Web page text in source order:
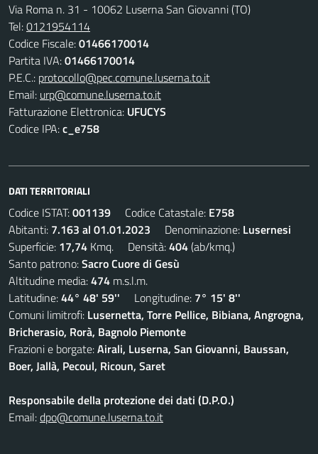
Via Roma n. 31 - 10062 Luserna San Giovanni (TO)
Tel:0121954114
Codice Fiscale:01466170014
Partita IVA:01466170014
P.E.C.: protocollo@pec.comune.luserna.to.it
Email: urp@comune.luserna.to.it
Fatturazione Elettronica: UFUCYS
Codice IPA:c_e758
DATI TERRITORIALI
Codice ISTAT:001139 Codice Catastale: E758
Abitanti: 7.163 al 01.01.2023 Denominazione: Lusernesi
Superficie: 17,74 Kmq. Densità:404(ab/kmq.)
Santo patrono:Sacro Cuore di Gesù
Altitudine media:474 m.s.l.m.
Latitudine:44° 48' 59'' Longitudine: 7° 15' 8''
Comuni limitrofi: Lusernetta, Torre Pellice, Bibiana, Angrogna,
Bricherasio, Rorà, Bagnolo Piemonte
Frazioni e borgate:Airali, Luserna, San Giovanni, Baussan,
Boer, Jallà, Pecoul, Ricoun, Saret
Responsabile della protezione dei dati (D.P.O.)
Email:dpo@comune.luserna.to.it